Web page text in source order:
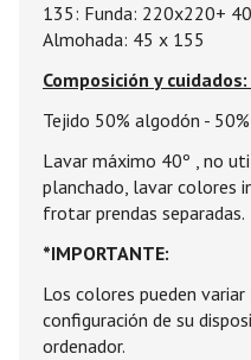
135: Funda: 220x220+
Almohada: 45 x 155
Composición y cuidados:
Tejido 50% algodón -
Lavar máximo 40º , no
planchado, lavar colores
frotar prendas separadas.
*IMPORTANTE:
Los colores pueden
configuración de su
ordenador.